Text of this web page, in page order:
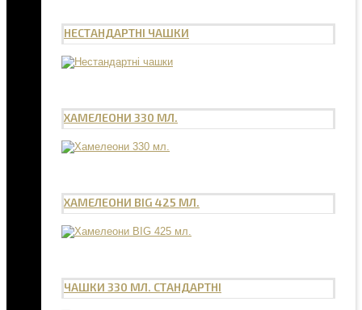
НЕСТАНДАРТНІ ЧАШКИ
ХАМЕЛЕОНИ 330 МЛ.
ХАМЕЛЕОНИ BIG 425 МЛ.
ЧАШКИ 330 МЛ. СТАНДАРТНІ